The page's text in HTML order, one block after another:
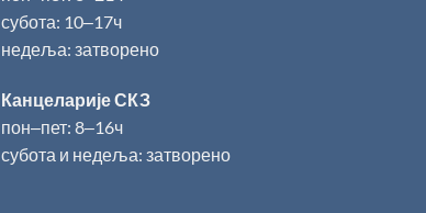
субота: 10‒17ч
недеља: затворено
Канцеларије СКЗ
пон‒пет: 8‒16ч
субота и недеља: затворено